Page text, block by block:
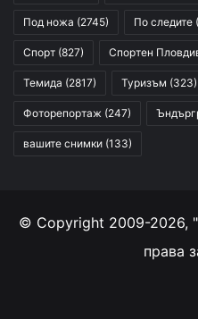
Под ножа (2745) По следите
Спорт (827) Спортен
Темида (2817) Туризъм (323)
Фоторепортаж (247)
вашите снимки (133)
© Copyright 2009-2026,
права